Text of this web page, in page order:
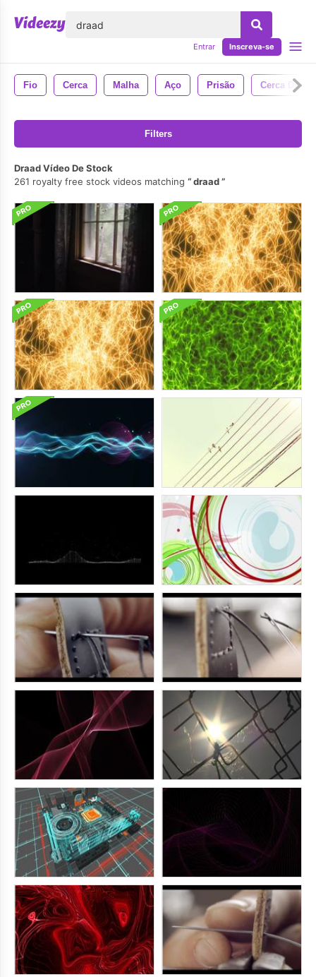
Entrar Inscreva-se
Fio Cerca Malha Aço Prisão Cerca De
Filters
Draad Vídeo De Stock
261 royalty free stock videos matching
draad